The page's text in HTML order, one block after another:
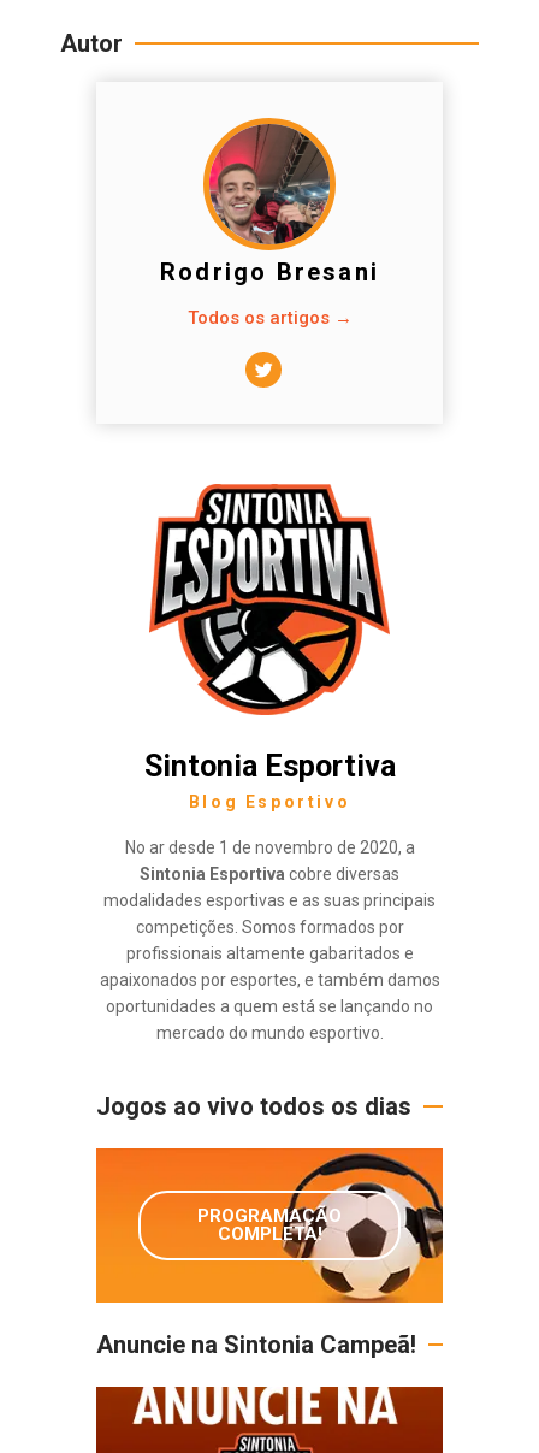
Autor
Rodrigo Bresani
Todos os artigos →
Sintonia Esportiva
Blog Esportivo
No ar desde 1 de novembro de 2020, a
Sintonia Esportiva cobre diversas
modalidades esportivas e as suas principais
competições. Somos formados por
profissionais altamente gabaritados e
apaixonados por esportes, e também damos
oportunidades a quem está se lançando no
mercado do mundo esportivo.
Jogos ao vivo todos os dias
PROGRAMAÇÃO
COMPLETA!
Anuncie na Sintonia Campeã!